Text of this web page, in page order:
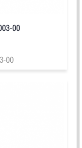
00
00